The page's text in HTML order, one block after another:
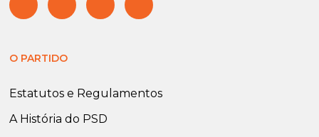
O PARTIDO
Estatutos e Regulamentos
A História do PSD